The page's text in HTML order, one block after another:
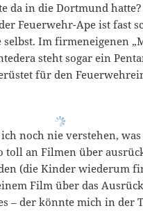
da in die Dortmund
Feuerwehr-Ape ist fast
selbst. Im firmeneigenen
steht sogar ein
für den
noch nie verstehen,
toll an Filmen über
(die Kinder wiederum
Film über das
– der könnte mich in der